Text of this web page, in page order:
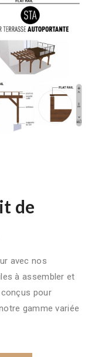
de
avec nos
à assembler et
pour
gamme variée